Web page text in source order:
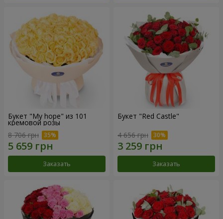
Букет "My hope" из 101
кремовой розы
8 706 грн
Заказать
Букет "Red Castle"
4 656 грн
Заказать